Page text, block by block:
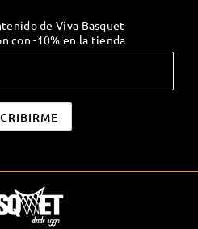
de Viva Basquet
con -10% en la tienda